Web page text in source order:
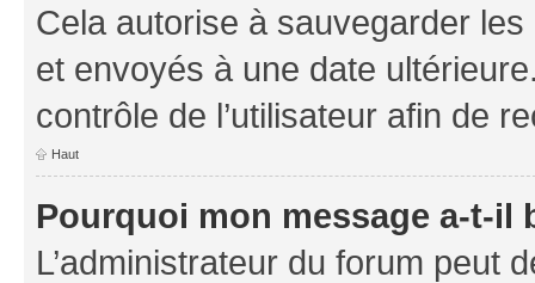
Cela autorise à sauvegarder
et envoyés à une date
contrôle de l’utilisateur afin de
Haut
Pourquoi mon message a-t-il
L’administrateur du forum peut